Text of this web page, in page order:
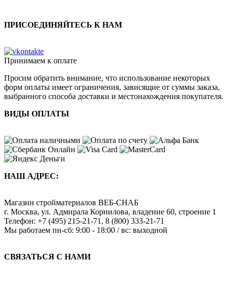
ПРИСОЕДИНЯЙТЕСЬ К НАМ
Принимаем к оплате
Просим обратить внимание, что использование некоторых
форм оплаты имеет ограничения, зависящие от суммы заказа,
выбранного способа доставки и местонахождения покупателя.
ВИДЫ ОПЛАТЫ
НАШ АДРЕС:
Магазин стройматериалов ВЕБ-СНАБ
г. Москва, ул. Адмирала Корнилова, владение 60, строение 1
Телефон: +7 (495) 215-21-71 , 8 (800) 333-21-71
Мы работаем пн-сб: 9:00 - 18:00 / вс: выходной
СВЯЗАТЬСЯ С НАМИ